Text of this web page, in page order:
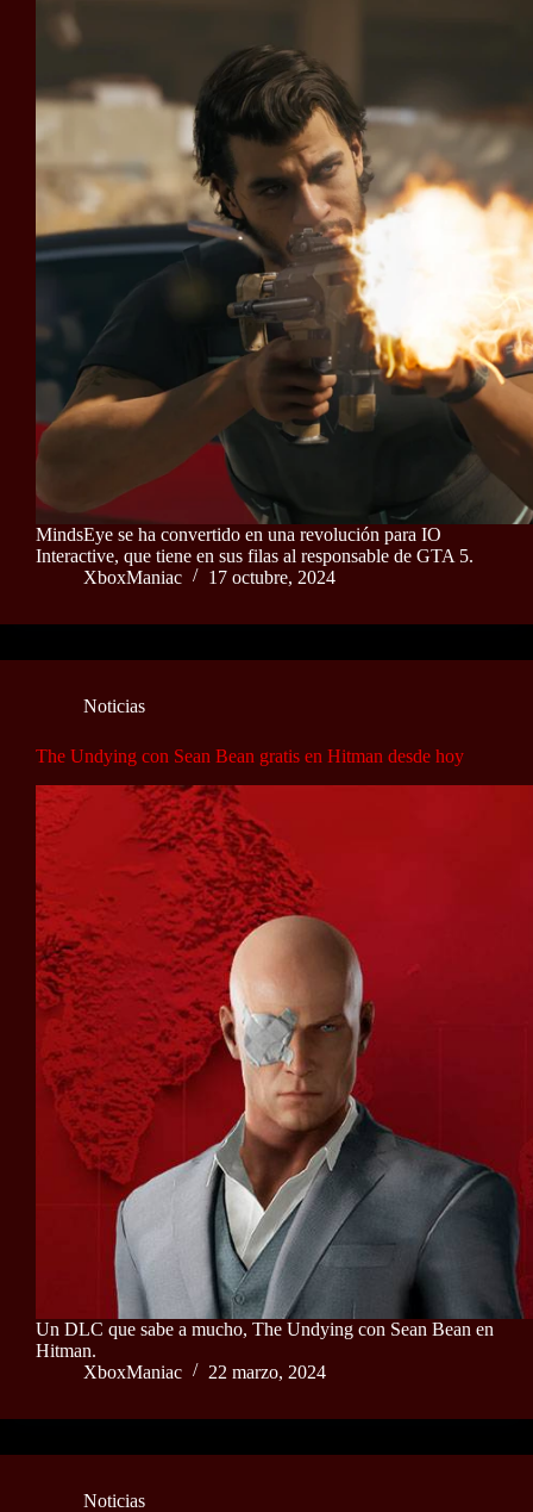
MindsEye se ha convertido en una revolución para IO
Interactive, que tiene en sus filas al responsable de GTA 5.
XboxManiac
17 octubre, 2024
Noticias
The Undying con Sean Bean gratis en Hitman desde hoy
Un DLC que sabe a mucho, The Undying con Sean Bean en
Hitman.
XboxManiac
22 marzo, 2024
Noticias